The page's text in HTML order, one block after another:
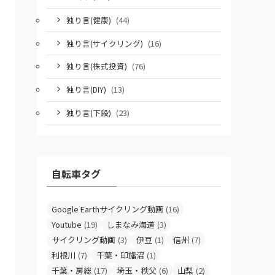
独り言(健康) (44)
独り言(サイクリング) (16)
独り言(株式投資) (76)
独り言(DIY) (13)
独り言(下段) (23)
自転車タグ
Google Earthサイクリング動画 (16)
Youtube (19) しまなみ海道 (3)
サイクリング動画 (3) 伊豆 (1) 信州 (7)
利根川 (7) 千葉・印旛沼 (1)
千葉・房総 (17) 埼玉・秩父 (6) 山梨 (2)